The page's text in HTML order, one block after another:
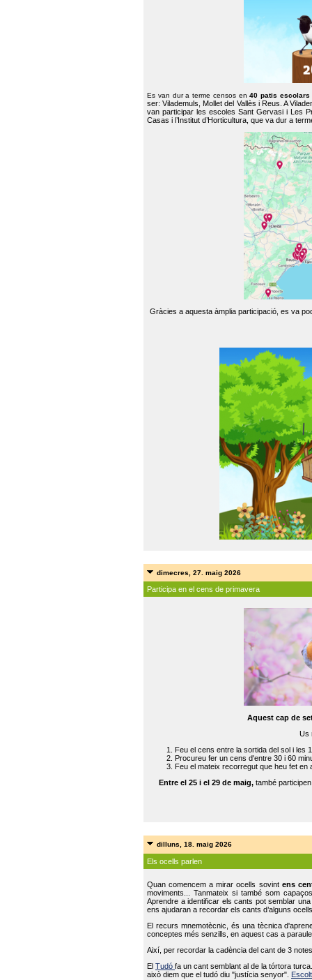
Es van dur a terme censos en40 patis escolars
ser: Vilademuls, Mollet del Vallès i Reus. A
van participar les escoles Sant Gervasi i Les
Casas i l’Institut d’Horticultura, que va dur a
Gràcies a aquesta àmplia participació, es va
dimecres, 27. maig 2026
Participa en el cens de primavera
Aquest cap de
Us
Feu el cens entre la sortida del sol i les
Procureu fer un cens d'entre 30 i 60
Feu el mateix recorregut que heu fet en
Entre el 25 i el 29 de maig, també
dilluns, 18. maig 2026
Els ocells parlen
Quan comencem a mirar ocells sovint ens
moviments... Tanmateix si també som
Aprendre a identificar els cants pot semblar
ens ajudaran a recordar els cants d’alguns
El recurs mnemotècnic, és una tècnica
conceptes més senzills, en aquest cas a
Així, per recordar la cadència del cant de 3
ElTudófa un cant semblant al de la tórtora
això diem que el tudó diu "justícia senyor".